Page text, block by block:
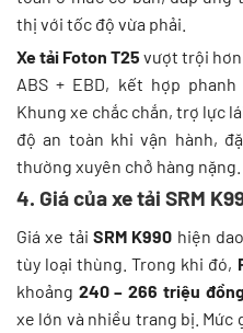
thị với tốc độ vừa phải.
Xe tải Foton T25 vượt trội
ABS + EBD, kết hợp
Khung xe chắc chắn, trợ lực
độ an toàn khi vận hành,
thường xuyên chở hàng nặng.
4. Giá của xe tải SRM
Giá xe tải SRM K990 hiện
tùy loại thùng. Trong khi đó,
khoảng 240 – 266 triệu
xe lớn và nhiều trang bị. Mức